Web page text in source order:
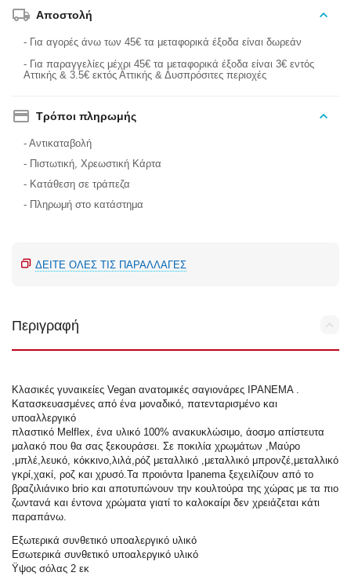
Αποστολή
- Για αγορές άνω των 45€ τα μεταφορικά έξοδα είναι δωρεάν
- Για παραγγελίες μέχρι 45€ τα μεταφορικά έξοδα είναι 3€ εντός
Αττικής & 3.5€ εκτός Αττικής & Δυσπρόσιτες περιοχές
Τρόποι πληρωμής
- Αντικαταβολή
- Πιστωτική, Χρεωστική Κάρτα
- Κατάθεση σε τράπεζα
- Πληρωμή στο κατάστημα
ΔΕΊΤΕ ΌΛΕΣ ΤΙΣ ΠΑΡΑΛΛΑΓΈΣ
Περιγραφή
Κλασικές γυναικείες Vegan ανατομικές σαγιονάρες IPANEMA .
Κατασκευασμένες από ένα μοναδικό, πατενταρισμένο και
υποαλλεργικό
πλαστικό Melflex, ένα υλικό 100% ανακυκλώσιμο, άοσμο απίστευτα
μαλακό που θα σας ξεκουράσει. Σε ποκιλία χρωμάτων ,Μαύρο
,μπλέ,λευκό, κόκκινο,λιλά,ρόζ μεταλλικό ,μεταλλικό μπρονζέ,μεταλλικό
γκρί,χακί, ροζ και χρυσό.Τα προιόντα Ipanema ξεχειλίζουν από το
βραζιλιάνικo brio και αποτυπώνουν την κουλτούρα της χώρας με τα πιο
ζωντανά και έντονα χρώματα γιατί το καλοκαίρι δεν χρειάζεται κάτι
παραπάνω.
Εξωτερικά συνθετικό υποαλεργικό υλικό
Εσωτερικά συνθετικό υποαλεργικό υλικό
Ϋψος σόλας 2 εκ